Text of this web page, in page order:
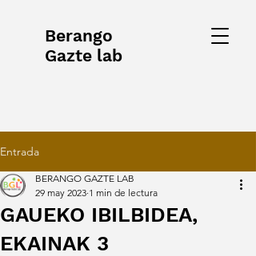
Berango
Gazte lab
Entrada
GAUEKO IBILBIDEA,
EKAINAK 3
BERANGO GAZTE LAB
29 may 2023 1 min de lectura